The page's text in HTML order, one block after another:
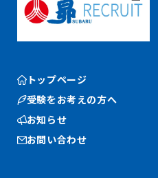
トップページ
受験をお考えの方へ
お知らせ
お問い合わせ